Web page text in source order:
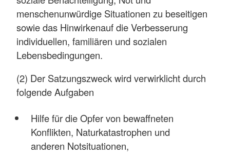
menschenunwürdige Situationen zu beseitigen
sowie das Hinwirkenauf die Verbesserung
individuellen, familiären und sozialen
Lebensbedingungen.
(2) Der Satzungszweck wird verwirklicht durch
folgende Aufgaben
Hilfe für die Opfer von bewaffneten
Konflikten, Naturkatastrophen und
anderen Notsituationen,